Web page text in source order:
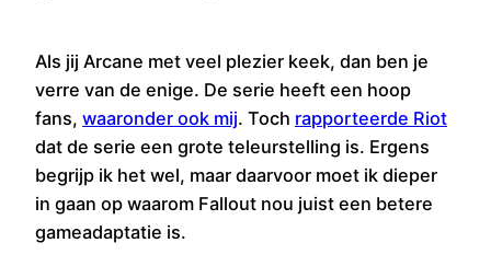
Als jij Arcane met veel plezier keek, dan ben je
verre van de enige. De serie heeft een hoop
fans, waaronder ook mij. Toch rapporteerde Riot
dat de serie een grote teleurstelling is. Ergens
begrijp ik het wel, maar daarvoor moet ik dieper
in gaan op waarom Fallout nou juist een betere
gameadaptatie is.